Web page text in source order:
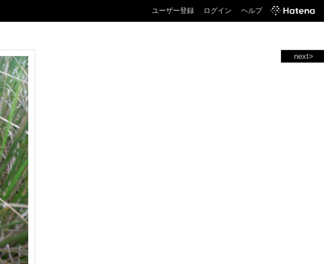
ユーザー登録 ログイン ヘルプ
next>